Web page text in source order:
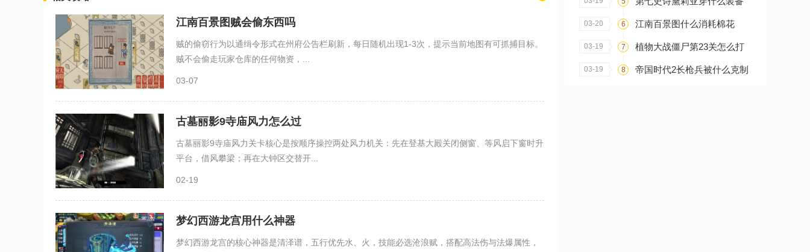
江南百景图贼会偷东西吗
贼的偷窃行为以通缉令形式在州府公告栏刷新，每日随机出现1-3次，提示当前地图有可抓捕目标。
贼不会偷走玩家仓库的任何物资，...
03-07
古墓丽影9寺庙风力怎么过
古墓丽影9寺庙风力关卡核心是按顺序操控两处风力机关：先在登基大殿关闭侧窗、等风启下窗时升
平台，借风攀梁；再在大钟区交替开...
02-19
梦幻西游龙宫用什么神器
梦幻西游龙宫的核心神器是清泽谱，五行优先水、火，技能必选沧浪赋，搭配高法伤与法爆属性，
03-20 6 江南百景图什么消耗棉花
03-19 7 植物大战僵尸第23关怎么打
03-19 8 帝国时代2长枪兵被什么克制